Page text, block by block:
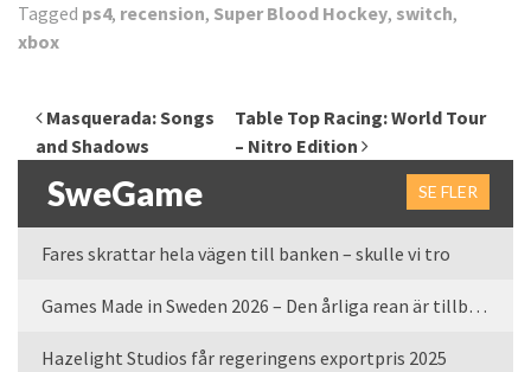
Tagged ps4, recension, Super Blood Hockey, switch,
xbox
Inläggsnavigering
Masquerada: Songs
and Shadows
Table Top Racing: World Tour
– Nitro Edition
SweGame SE FLER
Fares skrattar hela vägen till banken – skulle vi tro
Games Made in Sweden 2026 – Den årliga rean är tillbaka
Hazelight Studios får regeringens exportpris 2025